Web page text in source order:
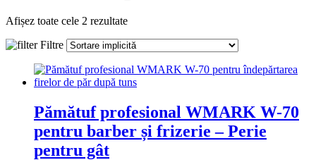
Afișez toate cele 2 rezultate
Filtre
Pămătuf profesional WMARK W-70
pentru barber și frizerie – Perie
pentru gât